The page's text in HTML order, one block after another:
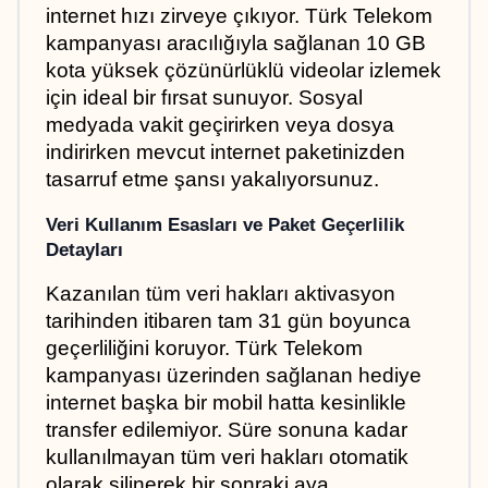
internet hızı zirveye çıkıyor. Türk Telekom
kampanyası aracılığıyla sağlanan 10 GB
kota yüksek çözünürlüklü videolar izlemek
için ideal bir fırsat sunuyor. Sosyal
medyada vakit geçirirken veya dosya
indirirken mevcut internet paketinizden
tasarruf etme şansı yakalıyorsunuz.
Veri Kullanım Esasları ve Paket Geçerlilik
Detayları
Kazanılan tüm veri hakları aktivasyon
tarihinden itibaren tam 31 gün boyunca
geçerliliğini koruyor. Türk Telekom
kampanyası üzerinden sağlanan hediye
internet başka bir mobil hatta kesinlikle
transfer edilemiyor. Süre sonuna kadar
kullanılmayan tüm veri hakları otomatik